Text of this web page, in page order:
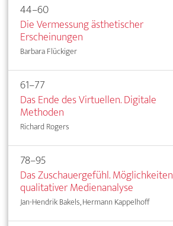
44–60
Die Vermessung ästhetischer
Erscheinungen
Barbara Flückiger
61–77
Das Ende des Virtuellen. Digitale
Methoden
Richard Rogers
78–95
Das Zuschauergefühl. Möglichkeiten
qualitativer Medienanalyse
Jan-Hendrik Bakels, Hermann Kappelhoff